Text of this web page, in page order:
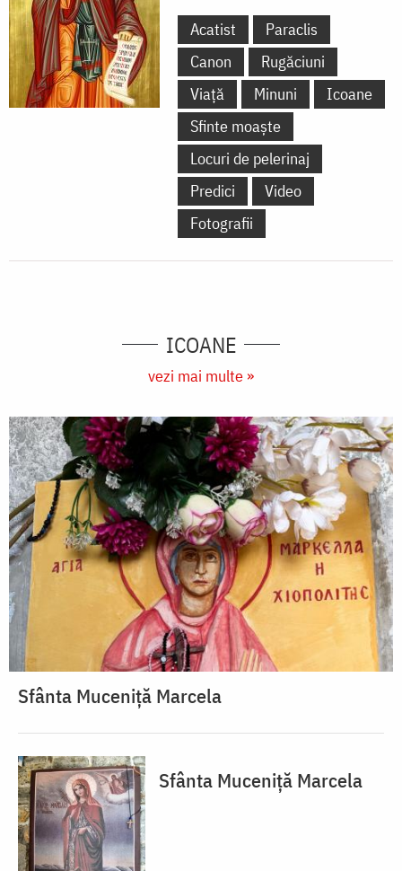
Acatist
Paraclis
Canon
Rugăciuni
Viață
Minuni
Icoane
Sfinte moaște
Locuri de pelerinaj
Predici
Video
Fotografii
ICOANE
vezi mai multe »
Sfânta Muceniță Marcela
Sfânta Muceniță Marcela